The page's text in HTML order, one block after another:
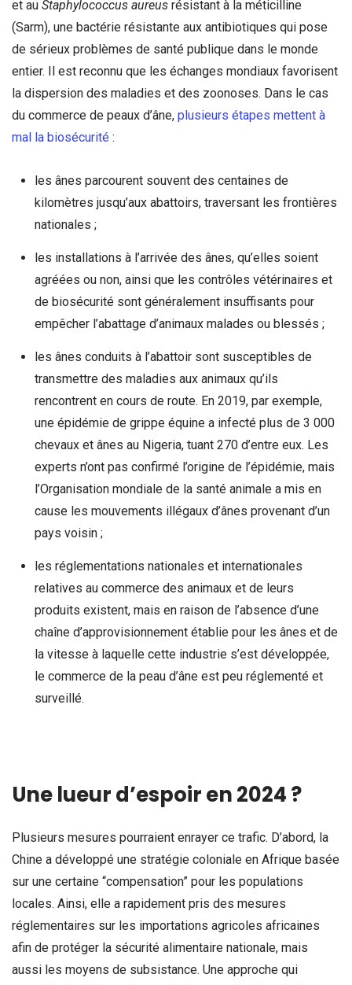
et au Staphylococcus aureus résistant à la méticilline
(Sarm), une bactérie résistante aux antibiotiques qui pose
de sérieux problèmes de santé publique dans le monde
entier. Il est reconnu que les échanges mondiaux favorisent
la dispersion des maladies et des zoonoses. Dans le cas
du commerce de peaux d’âne, plusieurs étapes mettent à
mal la biosécurité :
les ânes parcourent souvent des centaines de
kilomètres jusqu’aux abattoirs, traversant les frontières
nationales ;
les installations à l’arrivée des ânes, qu’elles soient
agréées ou non, ainsi que les contrôles vétérinaires et
de biosécurité sont généralement insuffisants pour
empêcher l’abattage d’animaux malades ou blessés ;
les ânes conduits à l’abattoir sont susceptibles de
transmettre des maladies aux animaux qu’ils
rencontrent en cours de route. En 2019, par exemple,
une épidémie de grippe équine a infecté plus de 3 000
chevaux et ânes au Nigeria, tuant 270 d’entre eux. Les
experts n’ont pas confirmé l’origine de l’épidémie, mais
l’Organisation mondiale de la santé animale a mis en
cause les mouvements illégaux d’ânes provenant d’un
pays voisin ;
les réglementations nationales et internationales
relatives au commerce des animaux et de leurs
produits existent, mais en raison de l’absence d’une
chaîne d’approvisionnement établie pour les ânes et de
la vitesse à laquelle cette industrie s’est développée,
le commerce de la peau d’âne est peu réglementé et
surveillé.
Une lueur d’espoir en 2024 ?
Plusieurs mesures pourraient enrayer ce trafic. D’abord, la
Chine a développé une stratégie coloniale en Afrique basée
sur une certaine “compensation” pour les populations
locales. Ainsi, elle a rapidement pris des mesures
réglementaires sur les importations agricoles africaines
afin de protéger la sécurité alimentaire nationale, mais
aussi les moyens de subsistance. Une approche qui